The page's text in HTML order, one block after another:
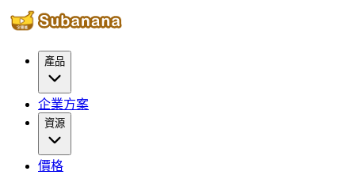
產品
企業方案
資源
價格